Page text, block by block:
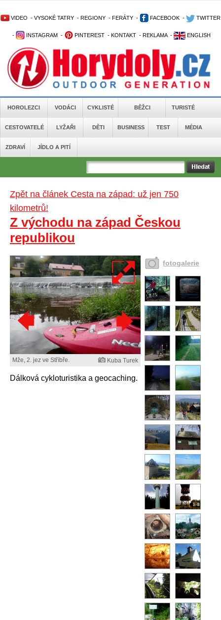
VIDEO - VYSOKÉ TATRY - REGIONY - FERÁTY - FACEBOOK - TWITTER
- INSTAGRAM - PINTEREST - KONTAKT - REKLAMA - ENGLISH
HOROLEZCI VODÁCI CYKLISTÉ BĚŽCI TURISTÉ
CESTOVATELÉ LYŽAŘI DĚTI BUSINESS TEST MÉDIA
ZDRAVÍ JÍDLO A PITÍ
Zpět na článek Cesta na západ: už jen 750
kilometrů!
Z východu na západ Českou
republikou
Mže, 2. jez ve Stříbře. Kuba Turek
Dálková cykloturistika a geocaching.
fotogalerie